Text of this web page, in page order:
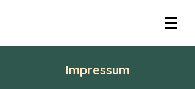
Impressum